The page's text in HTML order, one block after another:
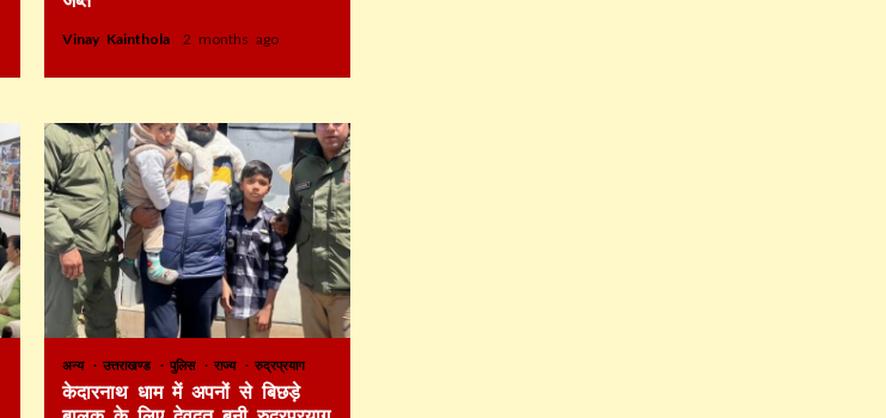
Vinay Kainthola 2 months ago
अन्य उत्तराखण्ड पुलिस राज्य रुद्रप्रयाग
केदारनाथ धाम में अपनों से बिछड़े